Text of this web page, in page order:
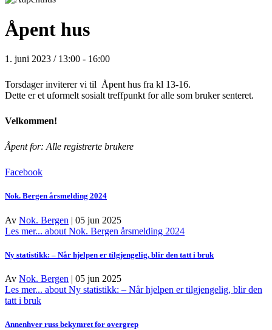
Åpent hus
1. juni 2023 / 13:00 - 16:00
Torsdager inviterer vi til Åpent hus fra kl 13-16.
Dette er et uformelt sosialt treffpunkt for alle som bruker senteret.
Velkommen!
Åpent for: Alle registrerte brukere
Facebook
Nok. Bergen årsmelding 2024
Av Nok. Bergen | 05 jun 2025
Les mer... about Nok. Bergen årsmelding 2024
Ny statistikk: – Når hjelpen er tilgjengelig, blir den tatt i bruk
Av Nok. Bergen | 05 jun 2025
Les mer... about Ny statistikk: – Når hjelpen er tilgjengelig, blir den
tatt i bruk
Annenhver russ bekymret for overgrep